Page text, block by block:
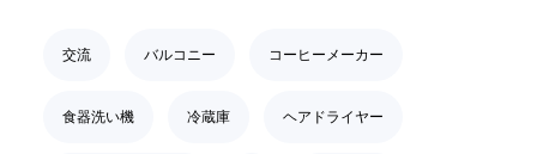
交流 バルコニー コーヒーメーカー
食器洗い機 冷蔵庫 ヘアドライヤー